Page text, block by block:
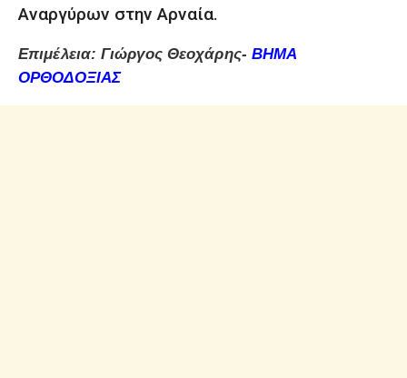
Αναργύρων στην Αρναία.
Επιμέλεια: Γιώργος Θεοχάρης- ΒΗΜΑ
ΟΡΘΟΔΟΞΙΑΣ